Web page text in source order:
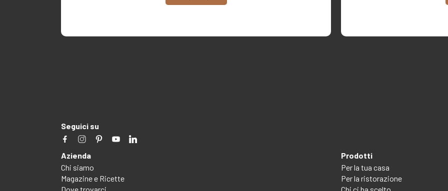
Seguici su
Azienda
Chi siamo
Magazine e Ricette
Prodotti
Per la tua casa
Per la ristorazione